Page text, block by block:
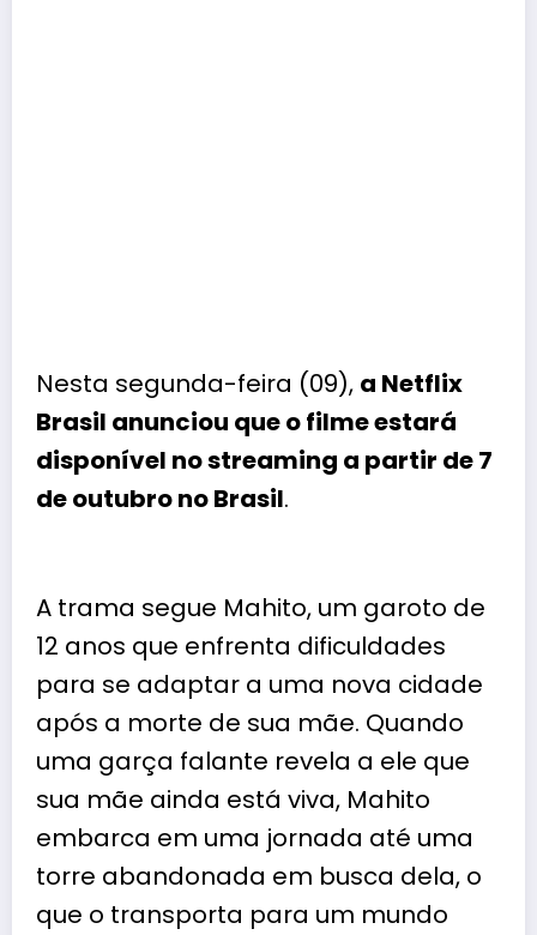
Nesta segunda-feira (09), a Netflix
Brasil anunciou que o filme estará
disponível no streaming a partir de 7
de outubro no Brasil.
A trama segue Mahito, um garoto de
12 anos que enfrenta dificuldades
para se adaptar a uma nova cidade
após a morte de sua mãe. Quando
uma garça falante revela a ele que
sua mãe ainda está viva, Mahito
embarca em uma jornada até uma
torre abandonada em busca dela, o
que o transporta para um mundo